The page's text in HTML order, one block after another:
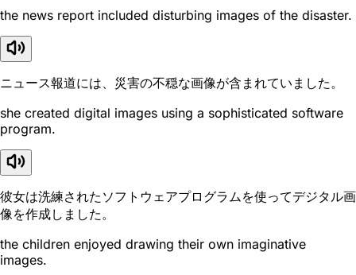
the news report included disturbing images of the disaster.
ニュース報道には、災害の不穏な画像が含まれていました。
she created digital images using a sophisticated software
program.
彼女は洗練されたソフトウェアプログラムを使ってデジタル画
像を作成しました。
the children enjoyed drawing their own imaginative
images.